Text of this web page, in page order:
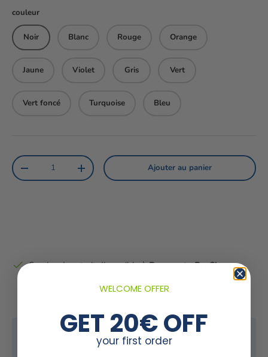
couleur
Noir Blanc Rouge Orange
Jaune Violet Gris Vert
Vert foncé Turquoise Bleu
Qté
Diminuer la quantitéAugmenter la quantitéAjouter au panier
Service de retrait disponible àParapente ProShop
Voir les informations de la boutique
Besoin d'un conseil ? +33 667 672 245
WELCOME OFFER
GET 20€ OFF
your first order